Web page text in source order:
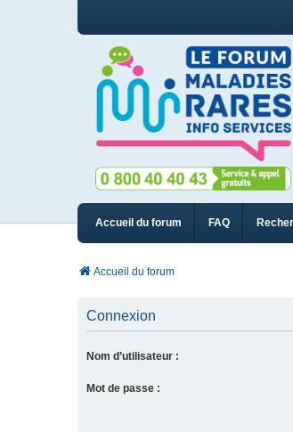
Accueil du forum FAQ
Accueil du forum
Connexion
Nom d’utilisateur :
Mot de passe :